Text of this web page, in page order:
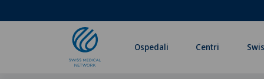
Ospedali Centri